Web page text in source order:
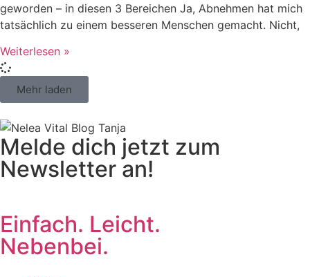
geworden – in diesen 3 Bereichen Ja, Abnehmen hat mich
tatsächlich zu einem besseren Menschen gemacht. Nicht,
Weiterlesen »
Mehr laden
Melde dich jetzt zum
Newsletter an!
Einfach. Leicht.
Nebenbei.